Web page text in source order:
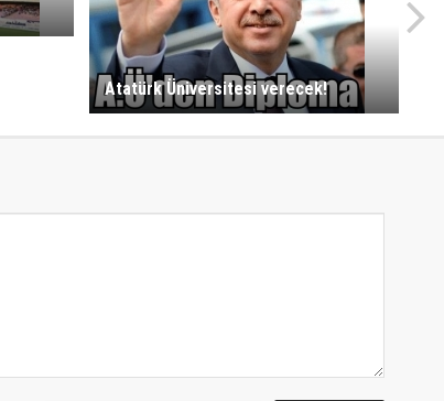
Atatürk Üniversitesi verecek!